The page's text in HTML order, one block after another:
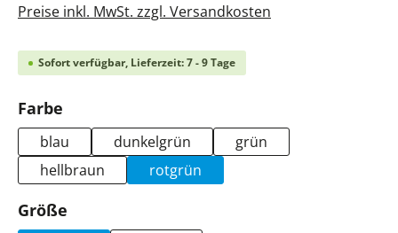
Preise inkl. MwSt. zzgl. Versandkosten
Sofort verfügbar, Lieferzeit: 7 - 9 Tage
Farbe
blau dunkelgrün
grün
hellbraun
rotgrün
Größe